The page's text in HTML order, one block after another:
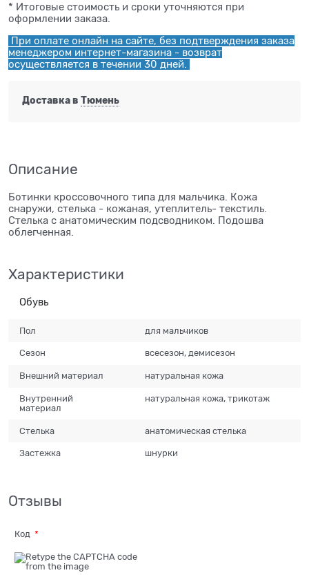
* Итоговые стоимость и сроки уточняются при
оформлении заказа.
При оплате онлайн на сайте, без подтверждения заказа
менеджером интернет-магазина - возврат
осуществляется в течении 30 дней.
Доставка в Тюмень
Описание
Ботинки кроссовочного типа для мальчика. Кожа
снаружи, стелька - кожаная, утеплитель- текстиль.
Стелька с анатомическим подсводником. Подошва
облегченная.
Характеристики
Обувь
Пол для мальчиков
Сезон всесезон, демисезон
Внешний материал натуральная кожа
Внутренний
материал
натуральная кожа, трикотаж
Стелька анатомическая стелька
Застежка шнурки
Отзывы
Код